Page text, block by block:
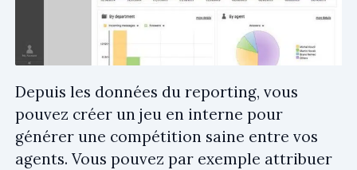
Depuis les données du reporting, vous
pouvez créer un jeu en interne pour
générer une compétition saine entre vos
agents. Vous pouvez par exemple attribuer